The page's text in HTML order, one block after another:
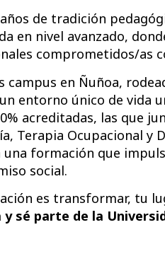
de tradición
en nivel avanzado,
comprometidos/as
campus en Ñuñoa,
entorno único de vida
acreditadas, las que
Terapia Ocupacional y
formación que
social.
es transformar, tu
y sé parte de la